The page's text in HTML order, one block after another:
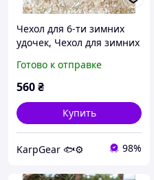
Чехол для 6-ти зимних
удочек, Чехол для зимних
Готово к отправке
560₴
Купить
KarpGear 🐟⚙️ 98%